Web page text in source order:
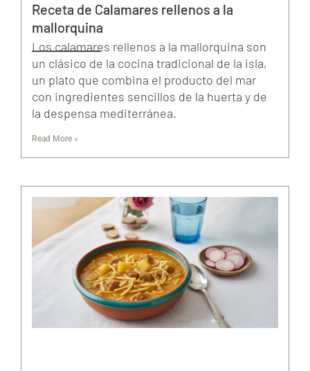
Receta de Calamares rellenos a la
mallorquina
Los calamares rellenos a la mallorquina son
un clásico de la cocina tradicional de la isla,
un plato que combina el producto del mar
con ingredientes sencillos de la huerta y de
la despensa mediterránea.
Read More »